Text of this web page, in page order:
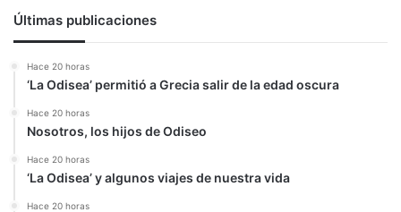
Últimas publicaciones
Hace 20 horas
‘La Odisea’ permitió a Grecia salir de la edad oscura
Hace 20 horas
Nosotros, los hijos de Odiseo
Hace 20 horas
‘La Odisea’ y algunos viajes de nuestra vida
Hace 20 horas